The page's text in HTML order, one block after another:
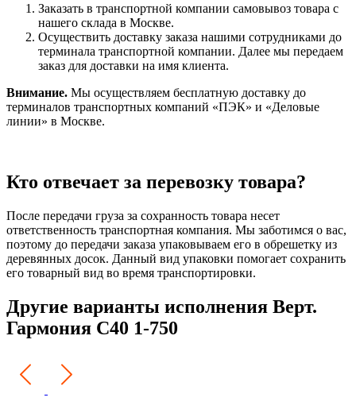
Заказать в транспортной компании самовывоз товара с
нашего склада в Москве.
Осуществить доставку заказа нашими сотрудниками до
терминала транспортной компании. Далее мы передаем
заказ для доставки на имя клиента.
Внимание. Мы осуществляем бесплатную доставку до
терминалов транспортных компаний «ПЭК» и «Деловые
линии» в Москве.
Кто отвечает за перевозку товара?
После передачи груза за сохранность товара несет
ответственность транспортная компания. Мы заботимся о вас,
поэтому до передачи заказа упаковываем его в обрешетку из
деревянных досок. Данный вид упаковки помогает сохранить
его товарный вид во время транспортировки.
Другие варианты исполнения Верт.
Гармония С40 1-750